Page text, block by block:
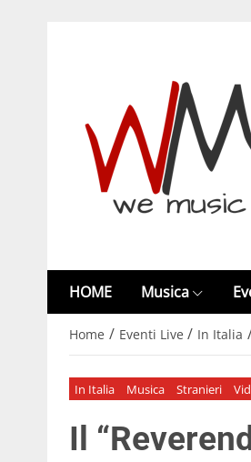
HOME Musica
Home / Eventi Live / In Italia
In Italia Musica Stranieri
Il